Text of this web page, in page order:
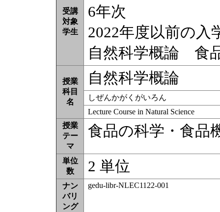
受講
対象
学生
6年次
2022年度以前の入
自然科学概論 食
授業
科目
名
自然科学概論
しぜんかがくがいろん
Lecture Course in Natural Science
授業
テー
マ
食品の科学・食品
単位
数
2 単位
ナン
バリ
ング
gedu-libr-NLEC1122-001